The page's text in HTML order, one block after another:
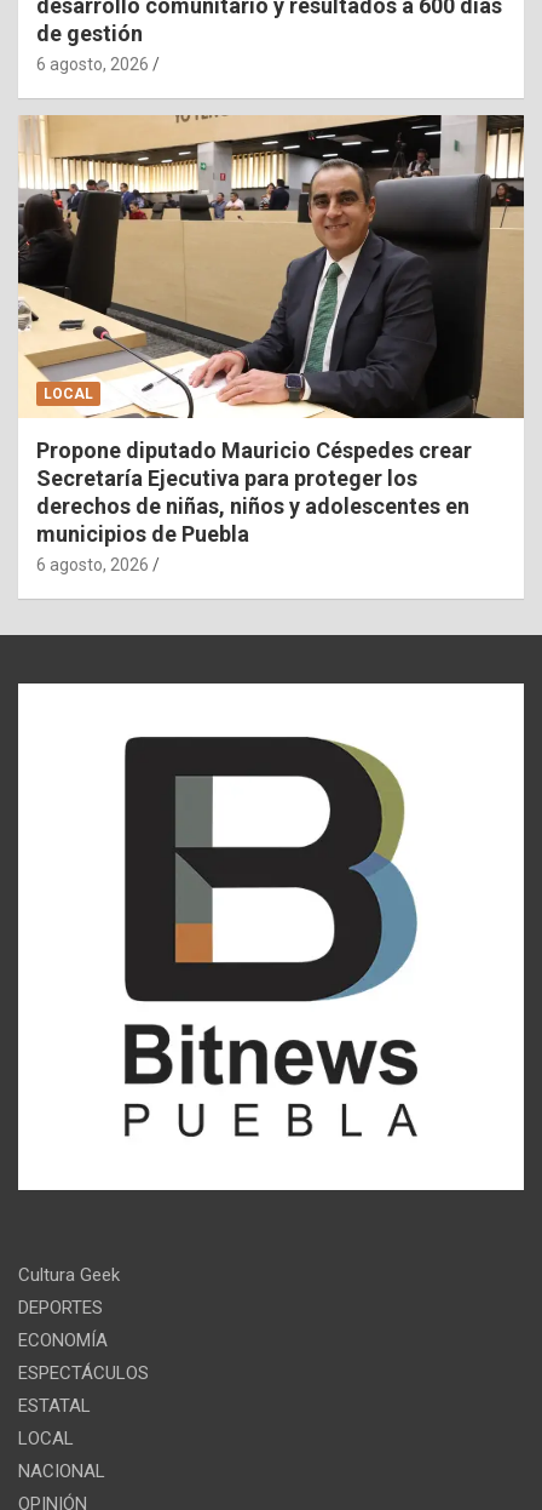
de gestión
6 agosto, 2026
LOCAL
Propone diputado Mauricio Céspedes crear
Secretaría Ejecutiva para proteger los
derechos de niñas, niños y adolescentes en
municipios de Puebla
6 agosto, 2026
Cultura Geek
DEPORTES
ECONOMÍA
ESPECTÁCULOS
ESTATAL
LOCAL
NACIONAL
OPINIÓN